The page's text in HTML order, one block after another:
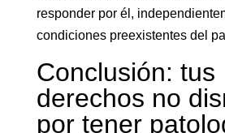
responder por él,
condiciones preexistentes del
Conclusión: tus
derechos no
por tener